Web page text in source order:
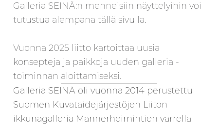
Galleria SEINÄ:n menneisiin näyttelyihin voi
tutustua alempana tällä sivulla.
Vuonna 2025 liitto kartoittaa uusia
konsepteja ja paikkoja uuden galleria -
toiminnan aloittamiseksi.
Galleria SEINÄ oli vuonna 2014 perustettu
Suomen Kuvataidejärjestöjen Liiton
ikkunagalleria Mannerheimintien varrella